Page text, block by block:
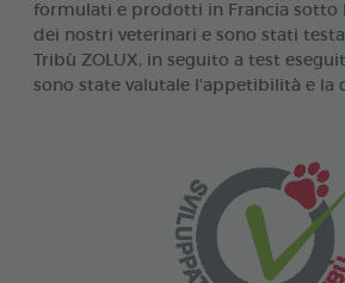
formulati e prodotti in Francia sotto
dei nostri veterinari e sono stati
Tribù ZOLUX, in seguito a test
sono state valutale l'appetibilità e la